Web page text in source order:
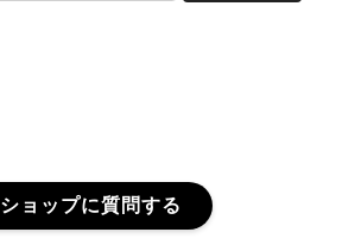
ショップに質問する